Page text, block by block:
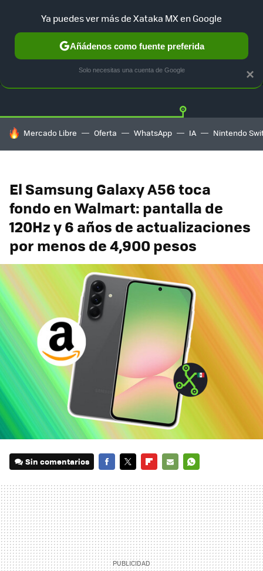
GUÍA DE COMPRAS MERCADO LIBRE
HOY SE HABLA DE
Mercado Libre Oferta WhatsApp IA Nintendo
El Samsung Galaxy A56 toca
fondo en Walmart: pantalla de
120Hz y 6 años de actualizaciones
por menos de 4,900 pesos
Sin comentarios
MAIL
×
Ya puedes ver más de Xataka MX en Google
Añádenos como fuente preferida
Solo necesitas una cuenta de Google